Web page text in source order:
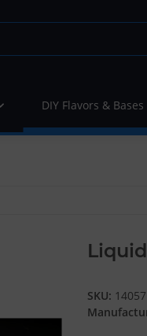
DIY Flavors & Bases
SKU: 14057